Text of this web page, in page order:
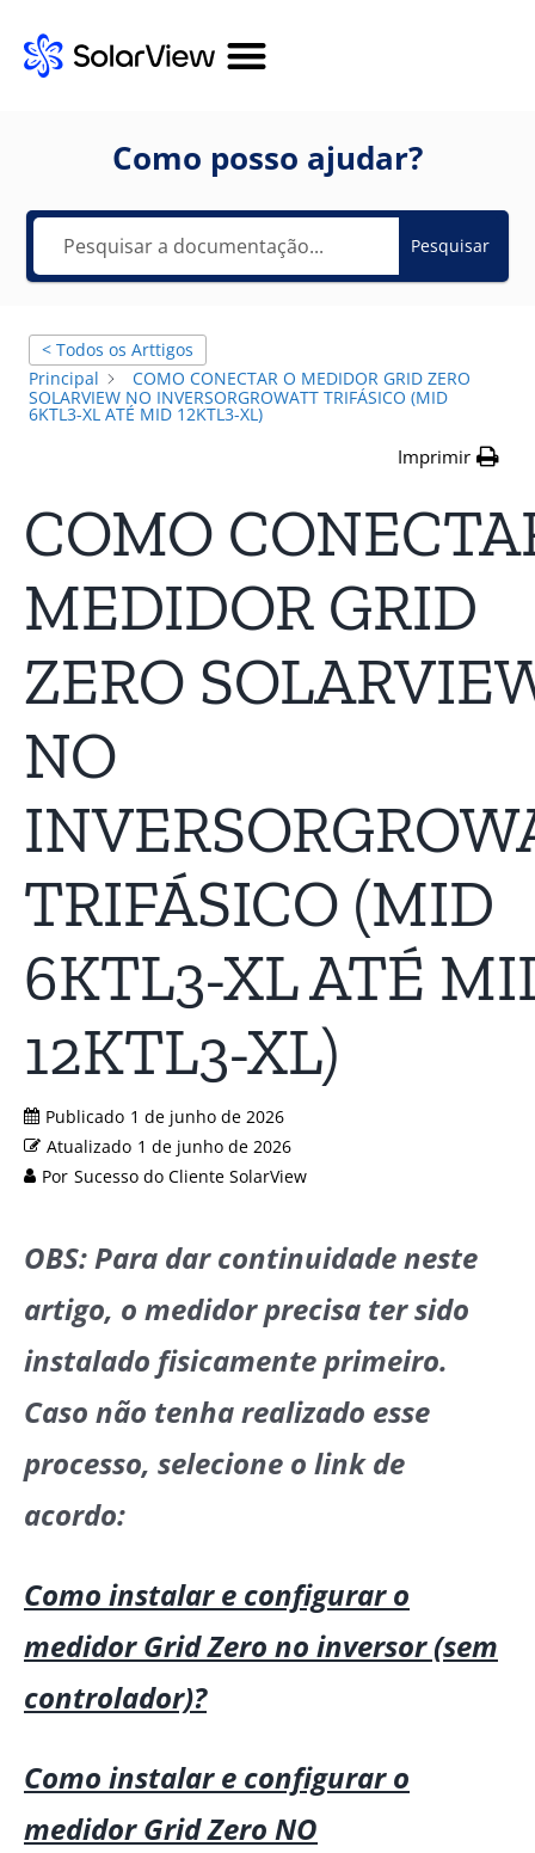
Como posso ajudar?
Pesquisar
< Todos os Arttigos
Principal
COMO CONECTAR O MEDIDOR GRID ZERO
SOLARVIEW NO INVERSORGROWATT TRIFÁSICO (MID
6KTL3-XL ATÉ MID 12KTL3-XL)
Imprimir
COMO
MEDIDOR GRID
ZERO
NO
TRIFÁSICO (MID
6KTL3-XL ATÉ
12KTL3-XL)
Publicado 1 de junho de 2026
Atualizado 1 de junho de 2026
Por Sucesso do Cliente SolarView
OBS: Para dar continuidade neste
artigo, o medidor precisa ter sido
instalado fisicamente primeiro.
Caso não tenha realizado esse
processo, selecione o link de
acordo:
Como instalar e configurar o
medidor Grid Zero no inversor (sem
controlador)?
Como instalar e configurar o
medidor Grid Zero NO